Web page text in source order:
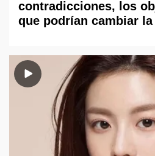
contradicciones, los
que podrían cambiar la